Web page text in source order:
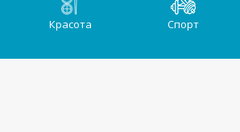
Красота Спорт